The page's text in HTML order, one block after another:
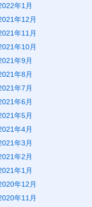
年1月
年12月
年11月
年10月
年9月
年8月
年7月
年6月
年5月
年4月
年3月
年2月
年1月
年12月
年11月